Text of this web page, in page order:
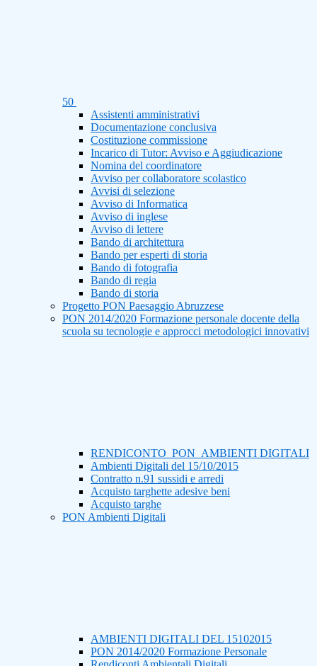
50
Assistenti amministrativi
Documentazione conclusiva
Costituzione commissione
Incarico di Tutor: Avviso e Aggiudicazione
Nomina del coordinatore
Avviso per collaboratore scolastico
Avvisi di selezione
Avviso di Informatica
Avviso di inglese
Avviso di lettere
Bando di architettura
Bando per esperti di storia
Bando di fotografia
Bando di regia
Bando di storia
Progetto PON Paesaggio Abruzzese
PON 2014/2020 Formazione personale docente della
scuola su tecnologie e approcci metodologici innovativi
RENDICONTO_PON_AMBIENTI DIGITALI
Ambienti Digitali del 15/10/2015
Contratto n.91 sussidi e arredi
Acquisto targhette adesive beni
Acquisto targhe
PON Ambienti Digitali
AMBIENTI DIGITALI DEL 15102015
PON 2014/2020 Formazione Personale